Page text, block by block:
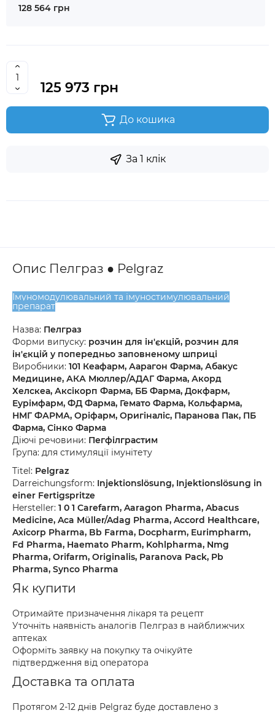
128 564 грн
125 973 грн
До кошика
За 1 клік
Опис Пелграз ● Pelgraz
Імуномодулювальний та імуностимулювальний
препарат
Назва: Пелграз
Форми випуску: розчин для ін'єкцій, розчин для
ін'єкцій у попередньо заповненому шприці
Виробники: 101 Кеафарм, Аарагон Фарма, Абакус
Медицине, АКА Мюллер/АДАГ Фарма, Акорд
Хелскеа, Аксікорп Фарма, ББ Фарма, Докфарм,
Еурімфарм, ФД Фарма, Гемато Фарма, Кольфарма,
НМГ ФАРМА, Оріфарм, Оригіналіс, Паранова Пак, ПБ
Фарма, Сінко Фарма
Діючі речовини: Пегфілграстим
Група: для стимуляції імунітету
Titel: Pelgraz
Darreichungsform: Injektionslösung, Injektionslösung in
einer Fertigspritze
Hersteller: 1 0 1 Carefarm, Aaragon Pharma, Abacus
Medicine, Aca Müller/Adag Pharma, Accord Healthcare,
Axicorp Pharma, Bb Farma, Docpharm, Eurimpharm,
Fd Pharma, Haemato Pharm, Kohlpharma, Nmg
Pharma, Orifarm, Originalis, Paranova Pack, Pb
Pharma, Synco Pharma
Як купити
Отримайте призначення лікаря та рецепт
Уточніть наявність аналогів Пелграз в найближчих
аптеках
Оформіть заявку на покупку та очікуйте
підтвердження від оператора
Доставка та оплата
Протягом 2-12 днів Pelgraz буде доставлено з